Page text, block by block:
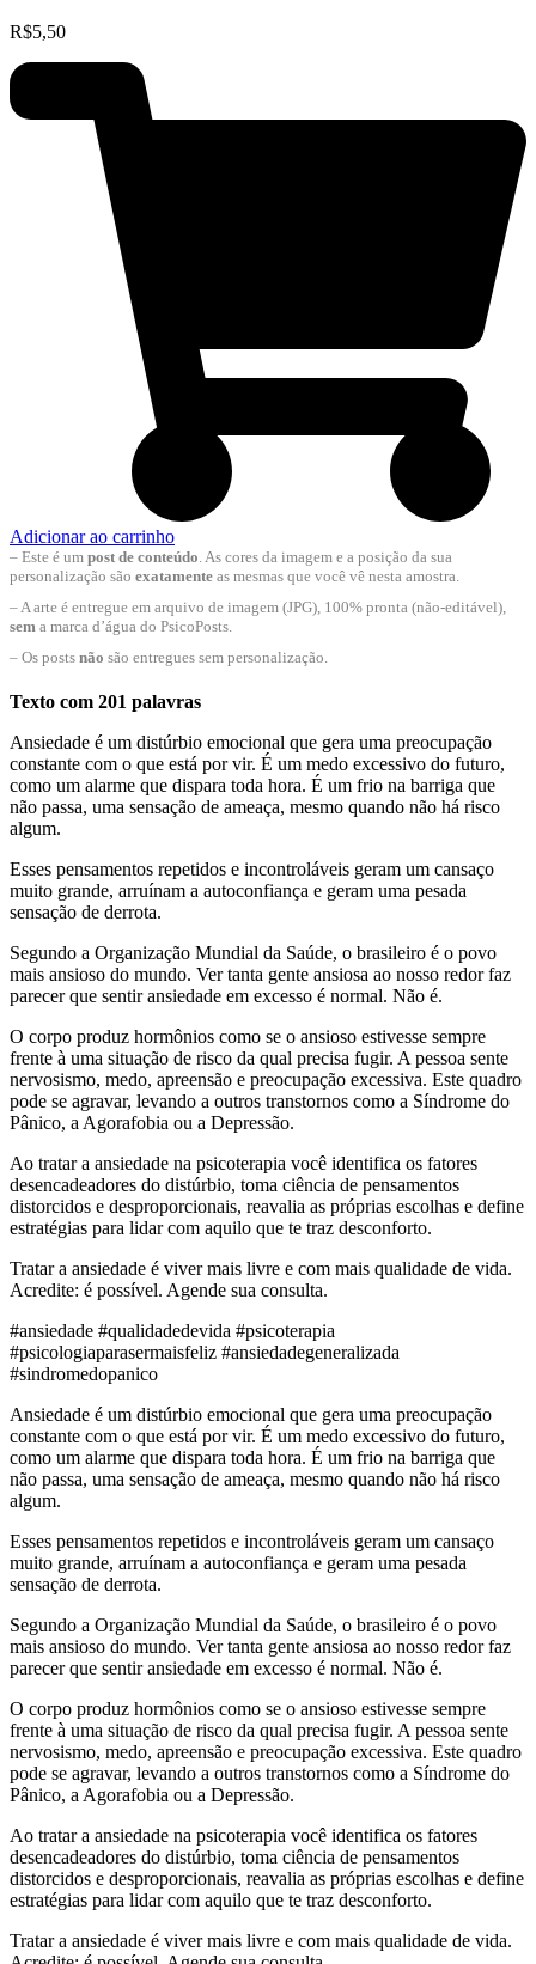
R$5,50
Adicionar ao carrinho
– Este é um post de conteúdo . As cores da imagem e a posição da sua
personalização são exatamente as mesmas que você vê nesta amostra.
– A arte é entregue em arquivo de imagem (JPG), 100% pronta (não-editável),
sem a marca d’água do PsicoPosts.
– Os posts não são entregues sem personalização.
Texto com 201 palavras
Ansiedade é um distúrbio emocional que gera uma preocupação
constante com o que está por vir. É um medo excessivo do futuro,
como um alarme que dispara toda hora. É um frio na barriga que
não passa, uma sensação de ameaça, mesmo quando não há risco
algum.
Esses pensamentos repetidos e incontroláveis geram um cansaço
muito grande, arruínam a autoconfiança e geram uma pesada
sensação de derrota.
Segundo a Organização Mundial da Saúde, o brasileiro é o povo
mais ansioso do mundo. Ver tanta gente ansiosa ao nosso redor faz
parecer que sentir ansiedade em excesso é normal. Não é.
O corpo produz hormônios como se o ansioso estivesse sempre
frente à uma situação de risco da qual precisa fugir. A pessoa sente
nervosismo, medo, apreensão e preocupação excessiva. Este quadro
pode se agravar, levando a outros transtornos como a Síndrome do
Pânico, a Agorafobia ou a Depressão.
Ao tratar a ansiedade na psicoterapia você identifica os fatores
desencadeadores do distúrbio, toma ciência de pensamentos
distorcidos e desproporcionais, reavalia as próprias escolhas e define
estratégias para lidar com aquilo que te traz desconforto.
Tratar a ansiedade é viver mais livre e com mais qualidade de vida.
Acredite: é possível. Agende sua consulta.
#ansiedade #qualidadedevida #psicoterapia
#psicologiaparasermaisfeliz #ansiedadegeneralizada
#sindromedopanico
Ansiedade é um distúrbio emocional que gera uma preocupação
constante com o que está por vir. É um medo excessivo do futuro,
como um alarme que dispara toda hora. É um frio na barriga que
não passa, uma sensação de ameaça, mesmo quando não há risco
algum.
Esses pensamentos repetidos e incontroláveis geram um cansaço
muito grande, arruínam a autoconfiança e geram uma pesada
sensação de derrota.
Segundo a Organização Mundial da Saúde, o brasileiro é o povo
mais ansioso do mundo. Ver tanta gente ansiosa ao nosso redor faz
parecer que sentir ansiedade em excesso é normal. Não é.
O corpo produz hormônios como se o ansioso estivesse sempre
frente à uma situação de risco da qual precisa fugir. A pessoa sente
nervosismo, medo, apreensão e preocupação excessiva. Este quadro
pode se agravar, levando a outros transtornos como a Síndrome do
Pânico, a Agorafobia ou a Depressão.
Ao tratar a ansiedade na psicoterapia você identifica os fatores
desencadeadores do distúrbio, toma ciência de pensamentos
distorcidos e desproporcionais, reavalia as próprias escolhas e define
estratégias para lidar com aquilo que te traz desconforto.
Tratar a ansiedade é viver mais livre e com mais qualidade de vida.